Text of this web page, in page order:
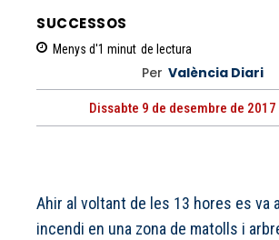
SUCCESSOS
Menys d'1 minut de lectura
Per València Diari
Dissabte 9 de desembre de 2017
Ahir al voltant de les 13 hores es va
incendi en una zona de matolls i